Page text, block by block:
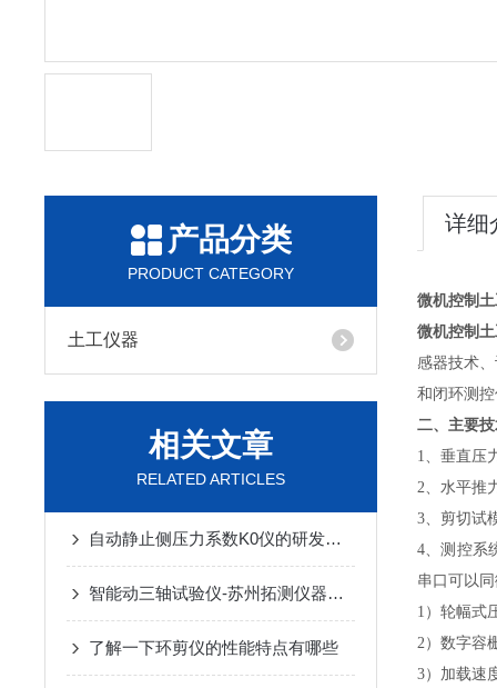
产品分类
PRODUCT CATEGORY
土工仪器
相关文章
RELATED ARTICLES
自动静止侧压力系数K0仪的研发报告
智能动三轴试验仪-苏州拓测仪器设备有限公司
了解一下环剪仪的性能特点有哪些
详细
微机控制
微机控制
感器技术
和闭环测
二、主要
1、垂直压
2、水平推
3、剪切试
4、测控系
串口可以
1）轮幅式
2）数字容
3）加载速